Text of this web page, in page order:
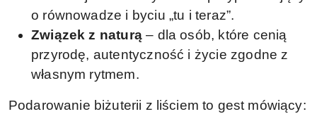
o równowadze i byciu „tu i teraz”.
Związek z naturą – dla osób, które cenią
przyrodę, autentyczność i życie zgodne z
własnym rytmem.
Podarowanie biżuterii z liściem to gest mówiący: